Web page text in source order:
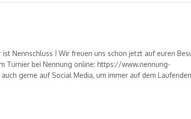
ist Nennschluss ! Wir freuen uns schon jetzt auf euren
Turnier bei Nennung online: https://www.nennung-
gerne auf Social Media, um immer auf dem